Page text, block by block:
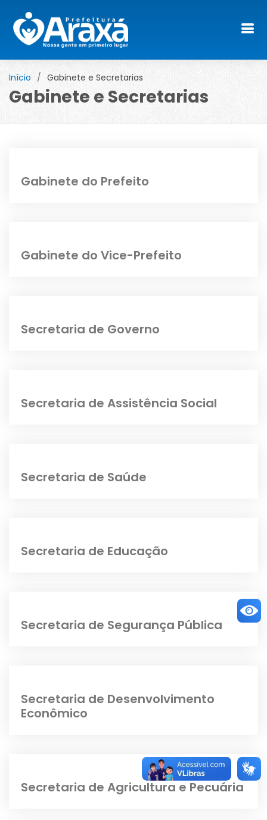
Início Gabinete e Secretarias
Gabinete e Secretarias
Gabinete do Prefeito
Gabinete do Vice-Prefeito
Secretaria de Governo
Secretaria de Assistência Social
Secretaria de Saúde
Secretaria de Educação
Secretaria de Segurança Pública
Secretaria de Desenvolvimento
Econômico
Secretaria de Agricultura e Pecuária